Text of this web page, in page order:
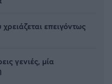
επειγόντως
γενιές, μία